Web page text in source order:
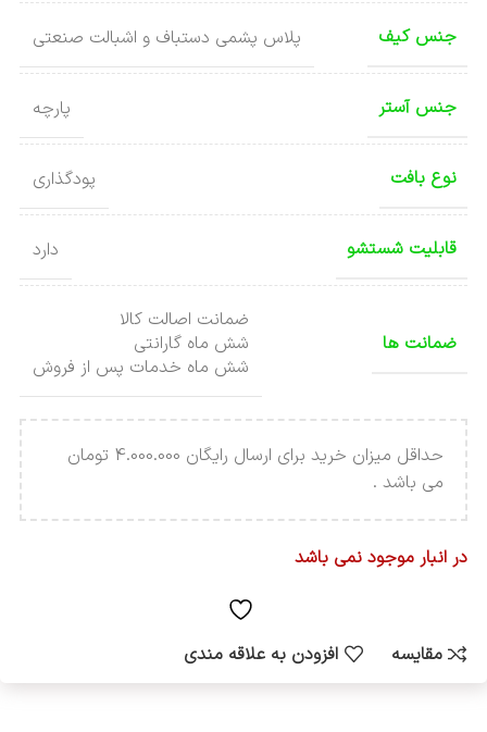
جنس کیف پلاس پشمی دستباف و اشبالت صنعتی
جنس آستر پارچه
نوع بافت پودگذاری
قابلیت شستشو دارد
ضمانت ها
ضمانت اصالت کالا
شش ماه گارانتی
شش ماه خدمات پس از فروش
حداقل میزان خرید برای ارسال رایگان 4.000.000 تومان
می باشد .
در انبار موجود نمی باشد
مقایسه افزودن به علاقه مندی